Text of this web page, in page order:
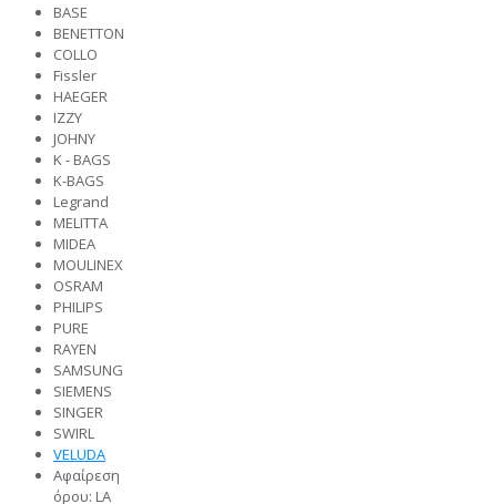
BASE
BENETTON
COLLO
Fissler
HAEGER
IZZY
JOHNY
K - BAGS
K-BAGS
Legrand
MELITTA
MIDEA
MOULINEX
OSRAM
PHILIPS
PURE
RAYEN
SAMSUNG
SIEMENS
SINGER
SWIRL
VELUDA
Αφαίρεση
όρου: LA